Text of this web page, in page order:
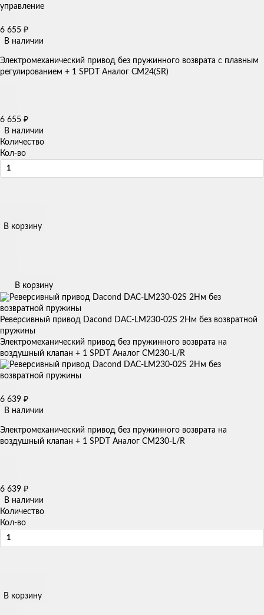
6 655 ₽
В наличии
Электромеханический привод без пружинного возврата с плавным
регулированием + 1 SPDT Аналог CM24(SR)
6 655 ₽
В наличии
Количество
Кол-во
В корзину
В корзину
Реверсивный привод Dacond DAC-LM230-02S 2Нм без возвратной
пружины
Электромеханический привод без пружинного возврата на
воздушный клапан + 1 SPDT Аналог CM230-L/R
6 639 ₽
В наличии
Электромеханический привод без пружинного возврата на
воздушный клапан + 1 SPDT Аналог CM230-L/R
6 639 ₽
В наличии
Количество
Кол-во
В корзину